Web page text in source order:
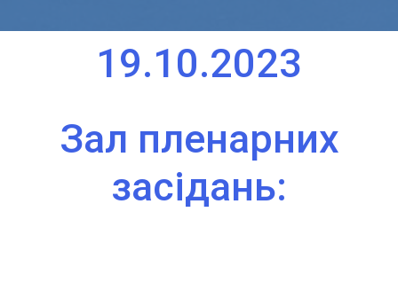
19.10.2023
Зал пленарних
засідань: